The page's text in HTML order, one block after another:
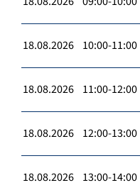
18.08.2026 10:00-11:00
18.08.2026 11:00-12:00
18.08.2026 12:00-13:00
18.08.2026 13:00-14:00